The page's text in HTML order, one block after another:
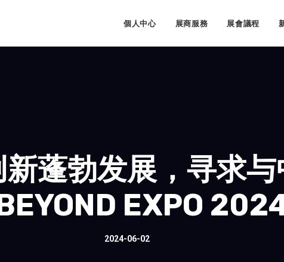
個人中心 展商服務 展會議程
新蓬勃发展，寻求
BEYOND EXPO
2024-06-02